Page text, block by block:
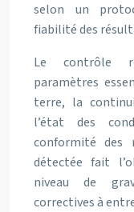
selon un
fiabilité des
Le contrôle
paramètres
terre, la
l’état des
conformité des
détectée fait
niveau de
correctives à